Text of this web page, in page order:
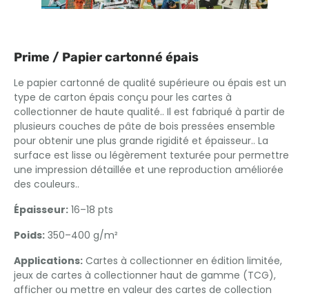
Prime / Papier cartonné épais
Le papier cartonné de qualité supérieure ou épais est un
type de carton épais conçu pour les cartes à
collectionner de haute qualité.. Il est fabriqué à partir de
plusieurs couches de pâte de bois pressées ensemble
pour obtenir une plus grande rigidité et épaisseur.. La
surface est lisse ou légèrement texturée pour permettre
une impression détaillée et une reproduction améliorée
des couleurs..
Épaisseur: 16–18 pts
Poids: 350–400 g/m²
Applications: Cartes à collectionner en édition limitée,
jeux de cartes à collectionner haut de gamme (TCG),
afficher ou mettre en valeur des cartes de collection